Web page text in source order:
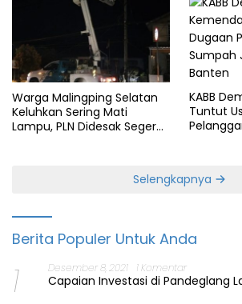
Warga Malingping Selatan
Keluhkan Sering Mati
Lampu, PLN Didesak Segera
KABB
Tuntut
Selengkapnya
Berita Populer Untuk Anda
1 Desember 8, 2021 1 Komentar
Capaian Investasi di Pandeglang